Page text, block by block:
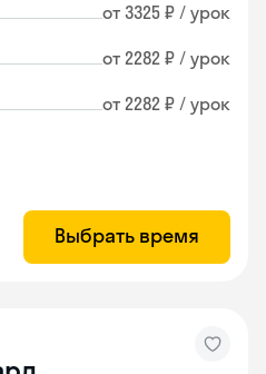
от 3325 ₽ / урок
от 2282 ₽ / урок
от 2282 ₽ / урок
Выбрать время